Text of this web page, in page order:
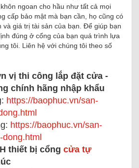
ngoan cho hầu như tất cả mọi
cấp bảo mật mà bạn cần, họ cũng có
giá trị tài sản của bạn. Để giúp bạn
đúng ở cổng của bạn quá trình lựa
tôi. Liên hệ với chúng tôi theo số
vị thi công lắp đặt cửa -
chính hãng nhập khẩu
https://baophuc.vn/san-
https://baophuc.vn/san-
thiết bị cổng cửa tự